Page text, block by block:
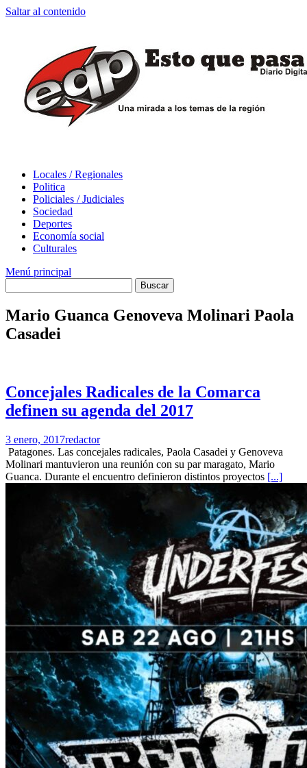
Saltar al contenido
Locales / Regionales
Politica
Policiales / Judiciales
Sociedad
Deportes
Economía social
Culturales
Menú principal
Mario Guanca Genoveva Molinari Paola
Casadei
Concejales Radicales de la Comarca
definen su agenda del 2017
3 enero, 2017redactor
Patagones. Las concejales radicales, Paola Casadei y Genoveva
Molinari mantuvieron una reunión con su par maragato, Mario
Guanca. Durante el encuentro definieron distintos proyectos [...]